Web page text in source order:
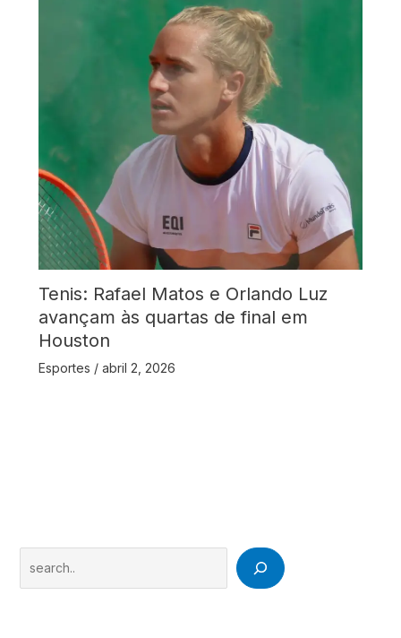
Tenis: Rafael Matos e Orlando Luz
avançam às quartas de final em
Houston
Esportes / abril 2, 2026